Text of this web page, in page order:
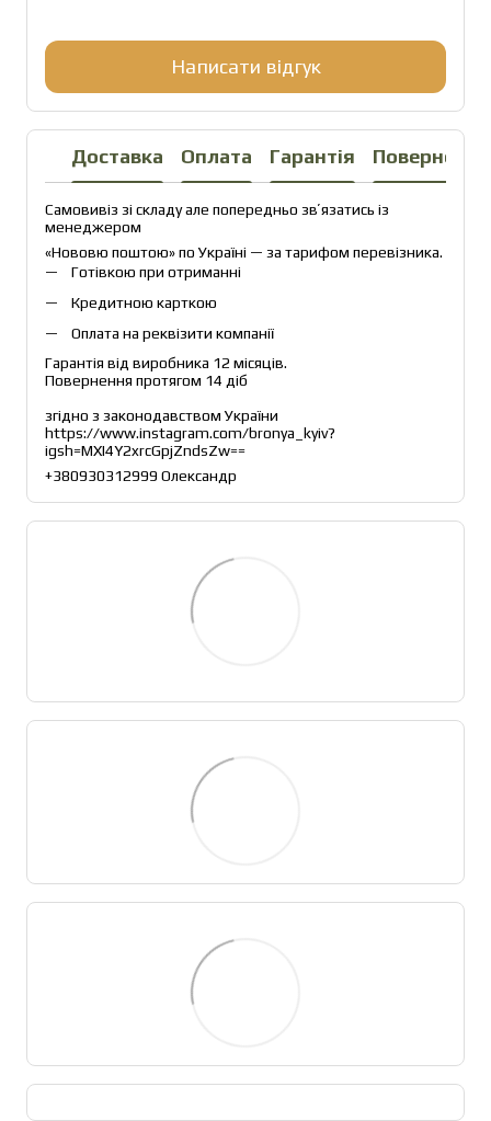
Написати відгук
Доставка Оплата Гарантія Повернення
Самовивіз зі складу але попередньо звʼязатись із
менеджером
«Нововю поштою» по Україні — за тарифом перевізника.
Готівкою при отриманні
Кредитною карткою
Оплата на реквізити компанії
Гарантія від виробника 12 місяців.
Повернення протягом 14 діб
згідно з законодавством України
https://www.instagram.com/bronya_kyiv?
igsh=MXI4Y2xrcGpjZndsZw==
+380930312999 Олександр